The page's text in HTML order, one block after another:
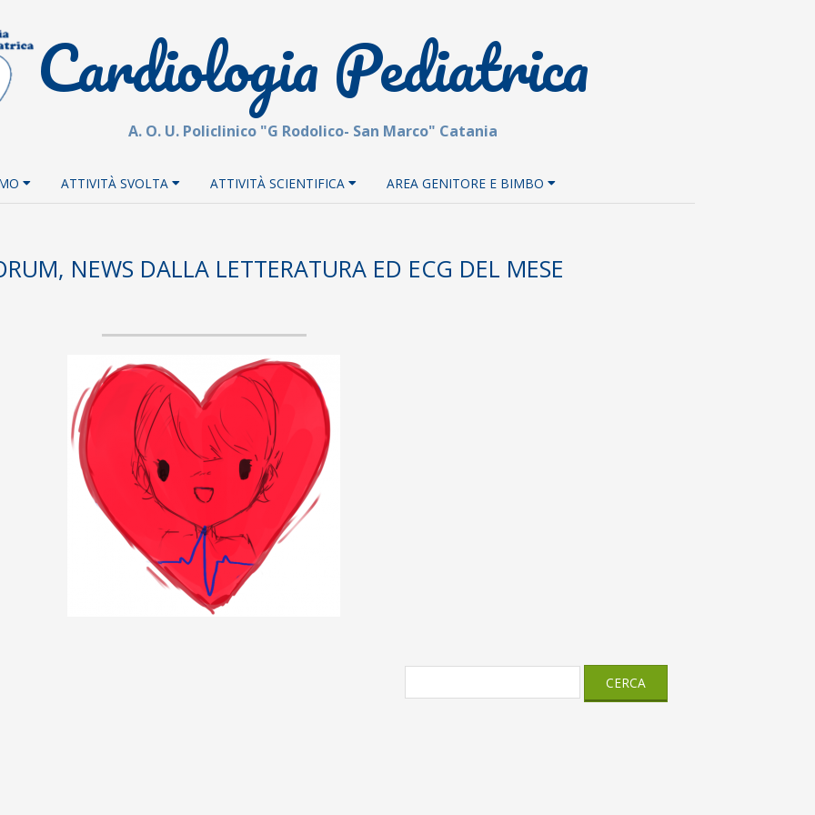
Cardiologia Pediatrica
A. O. U. Policlinico "G Rodolico- San Marco" Catania
ATTIVITÀ SVOLTA ATTIVITÀ SCIENTIFICA AREA GENITORE E BIMBO
NEWS DALLA LETTERATURA ED ECG DEL MESE